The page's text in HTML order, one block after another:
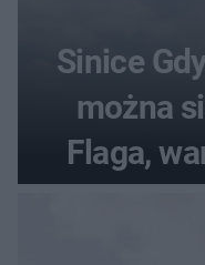
Sinice
można
Flaga,